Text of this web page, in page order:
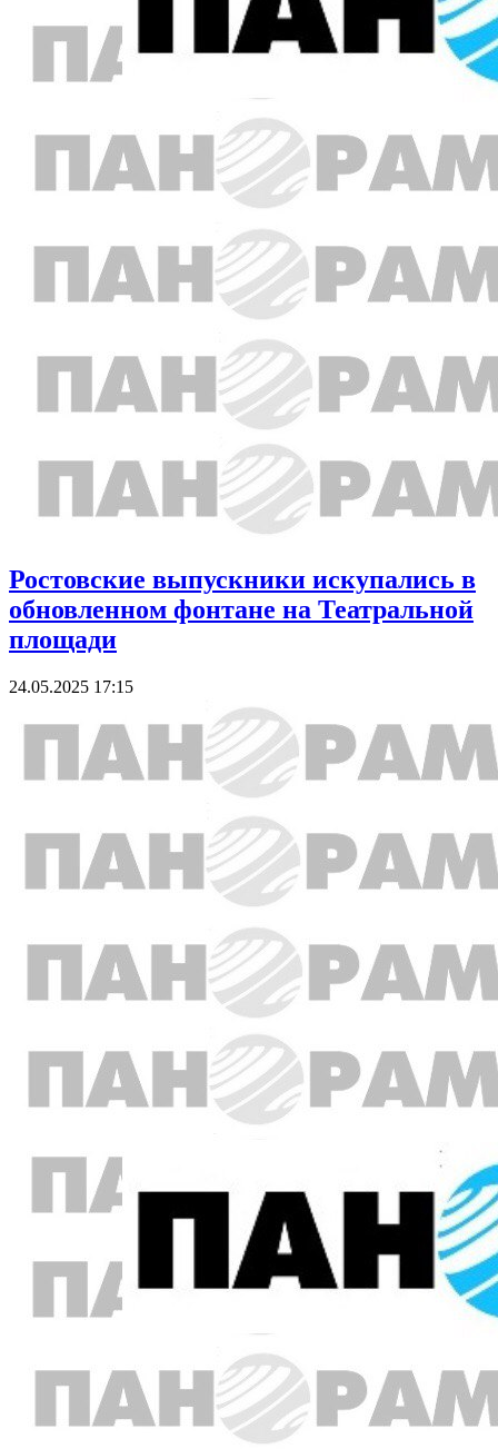
Ростовские выпускники искупались в
обновленном фонтане на Театральной
площади
24.05.2025 17:15